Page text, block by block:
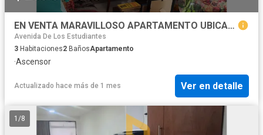
EN VENTA MARAVILLOSO APARTAMENTO UBICADO EN MARILUZ.DA
Avenida De Los Estudiantes
3 Habitaciones2 BañosApartamento
·Ascensor
Actualizado hace más de 1 mes Ver en detalle
1 /8